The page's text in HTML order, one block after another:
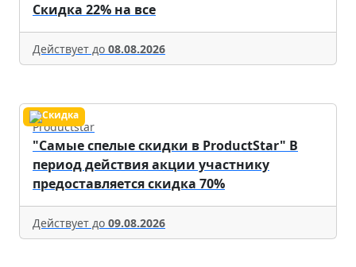
Скидка 22% на все
Действует до 08.08.2026
Productstar
"Самые спелые скидки в ProductStar" В
период действия акции участнику
предоставляется скидка 70%
Действует до 09.08.2026